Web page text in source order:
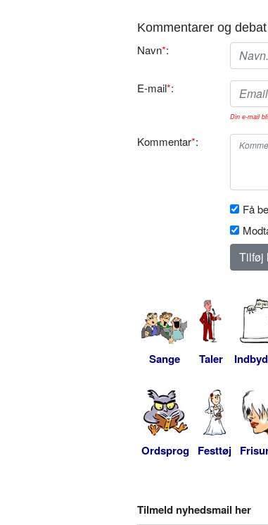
Kommentarer og
Navn*:
E-mail*:
Din e-mail
Kommentar*:
Få
Sange Taler
Ordsprog Festtøj
Tilmeld nyhedsmail her